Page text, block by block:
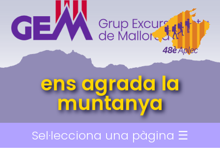
ens agrada la
muntanya
Sel·lecciona una pàgina ☰